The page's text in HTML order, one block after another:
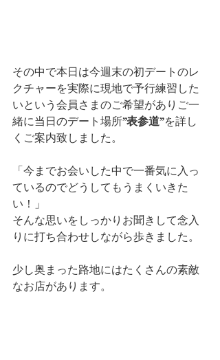
その中で本日は今週末の初デートのレ
クチャーを実際に現地で予行練習した
いという会員さまのご希望がありご一
緒に当日のデート場所”表参道”を詳し
くご案内致しました。
「今までお会いした中で一番気に入っ
ているのでどうしてもうまくいきた
い！」
そんな思いをしっかりお聞きして念入
りに打ち合わせしながら歩きました。
少し奥まった路地にはたくさんの素敵
なお店があります。